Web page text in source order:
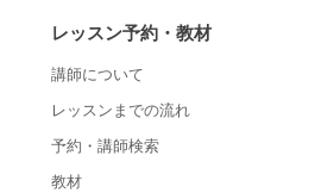
レッスン予約・教材
講師について
レッスンまでの流れ
予約・講師検索
教材